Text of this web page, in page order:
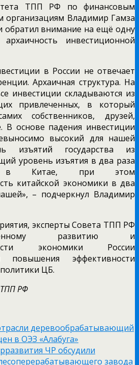
ТПП РФ по финансовым
Владимир Гамза
обратил внимание на ещё одну
инвестиционной
в России не отвечает
Архаичная структура. На
инвестиции складываются из
привлеченных, в который
собственников, друзей,
В основе падения инвестиции
высокий для нашей
изъятий государства из
уровень изъятия в два раза
в Китае, при этом
китайской экономики в два
– подчеркнул Владимир
эксперты Совета ТПП РФ
развитию и
экономики России
эффективности
ЦБ.
РФ
деревообрабатывающий
в ОЭЗ «Алабуга»
ЧР обсудили
завода